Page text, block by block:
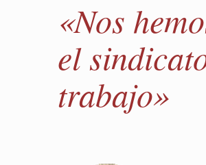
«Nos
el
trabajo»